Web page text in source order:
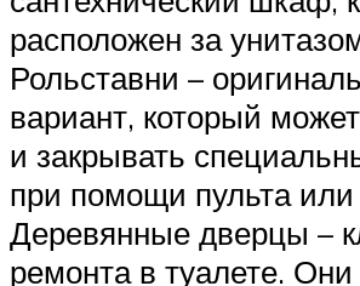
расположен за
Рольставни –
вариант, который
и закрывать
при помощи пульта
Деревянные дверцы –
ремонта в туалете. Они